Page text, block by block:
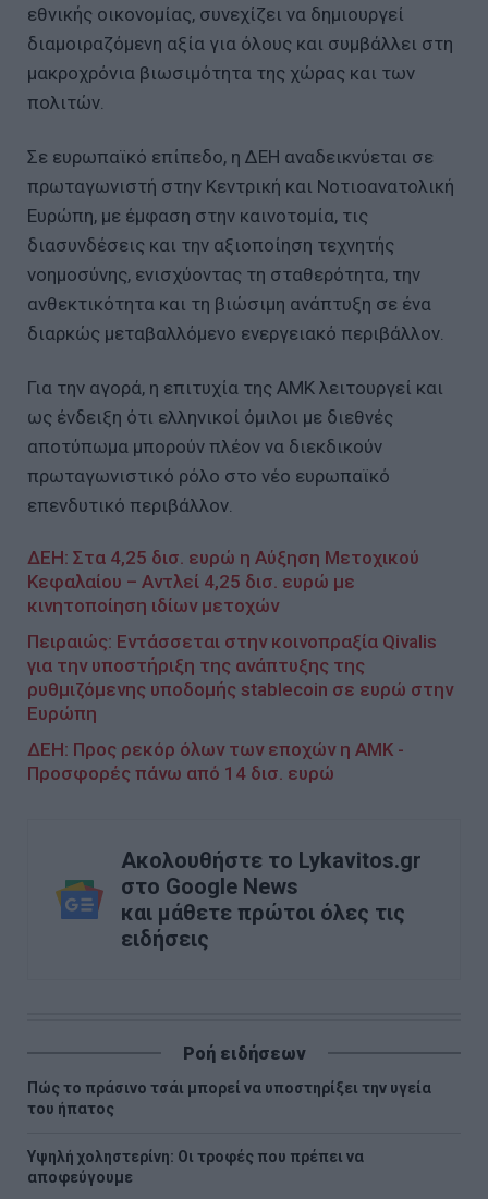
εθνικής οικονομίας, συνεχίζει να δημιουργεί
διαμοιραζόμενη αξία για όλους και συμβάλλει στη
μακροχρόνια βιωσιμότητα της χώρας και των
πολιτών.
Σε ευρωπαϊκό επίπεδο, η ΔΕΗ αναδεικνύεται σε
πρωταγωνιστή στην Κεντρική και Νοτιοανατολική
Ευρώπη, με έμφαση στην καινοτομία, τις
διασυνδέσεις και την αξιοποίηση τεχνητής
νοημοσύνης, ενισχύοντας τη σταθερότητα, την
ανθεκτικότητα και τη βιώσιμη ανάπτυξη σε ένα
διαρκώς μεταβαλλόμενο ενεργειακό περιβάλλον.
Για την αγορά, η επιτυχία της ΑΜΚ λειτουργεί και
ως ένδειξη ότι ελληνικοί όμιλοι με διεθνές
αποτύπωμα μπορούν πλέον να διεκδικούν
πρωταγωνιστικό ρόλο στο νέο ευρωπαϊκό
επενδυτικό περιβάλλον.
ΔΕΗ: Στα 4,25 δισ. ευρώ η Αύξηση Μετοχικού
Κεφαλαίου – Αντλεί 4,25 δισ. ευρώ με
κινητοποίηση ιδίων μετοχών
Πειραιώς: Εντάσσεται στην κοινοπραξία Qivalis
για την υποστήριξη της ανάπτυξης της
ρυθμιζόμενης υποδομής stablecoin σε ευρώ στην
Ευρώπη
ΔΕΗ: Προς ρεκόρ όλων των εποχών η ΑΜΚ -
Προσφορές πάνω από 14 δισ. ευρώ
Ακολουθήστε το Lykavitos.gr
στο Google News
και μάθετε πρώτοι όλες τις
ειδήσεις
Ροή ειδήσεων
Πώς το πράσινο τσάι μπορεί να υποστηρίξει την υγεία
του ήπατος
Υψηλή χοληστερίνη: Οι τροφές που πρέπει να
αποφεύγουμε